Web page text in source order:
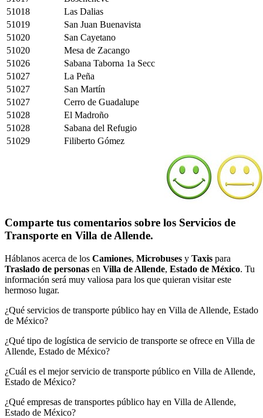
51018
Las Dalias
51019
San Juan Buenavista
51020
San Cayetano
51020
Mesa de Zacango
51026
Sabana Taborna 1a Secc
51027
La Peña
51027
San Martín
51027
Cerro de Guadalupe
51028
El Madroño
51028
Sabana del Refugio
51029
Filiberto Gómez
Comparte tus comentarios sobre los Servicios de
Transporte en Villa de Allende.
Háblanos acerca de los Camiones, Microbuses y Taxis para
Traslado de personas en Villa de Allende, Estado de México. Tu
información será muy valiosa para los que quieran visitar este
hermoso lugar.
¿Qué servicios de transporte público hay en Villa de Allende, Estado
de México?
¿Qué tipo de logística de servicio de transporte se ofrece en Villa de
Allende, Estado de México?
¿Cuál es el mejor servicio de transporte público en Villa de Allende,
Estado de México?
¿Qué empresas de transportes público hay en Villa de Allende,
Estado de México?